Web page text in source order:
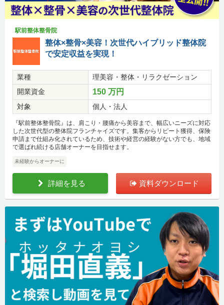
駅前整体整骨院
整体×整骨×美容！次世代ハイブリッド整体院
で安定収益を実現！
業種
理美容・整体・リラクゼーション
開業資金
150 万円
対象 個人・法人
『駅前整体整骨院』は、肩こり・腰痛から美容まで、幅広いニーズに対応
した次世代型の整体院フランチャイズです。集客からリピート獲得、保険
申請まで仕組み化されているため、技術や経営の経験がない方でも、地域
で選ばれ続ける店舗オーナーを目指せます。
未経験からオーナーに
詳細を見る 資料ダウンロード